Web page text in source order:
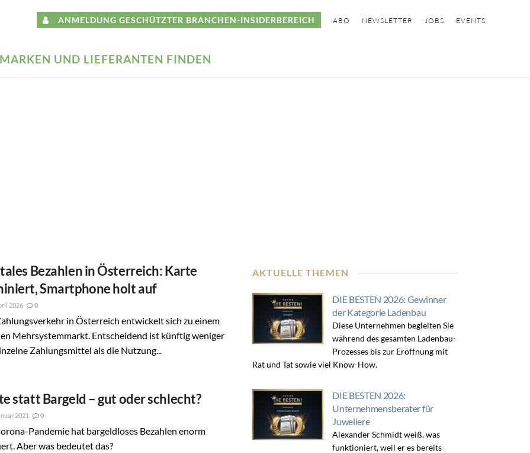
ANMELDUNG GESCHÜTZTER BRANCHEN-INSIDERBEREICH ABO NEWSLETTER JOBS EVENTS
MARKEN UND LIEFERANTEN FINDEN
Bezahlen in Österreich: Karte
Smartphone holt auf
2026 0
in Österreich entwickelt sich zu einem
Mehrsystemmarkt. Entscheidend ist künftig weniger
Zahlungsmittel als die Nutzung...
statt Bargeld – gut oder schlecht?
2021 0
Pandemie hat bargeldloses Bezahlen enorm
Aber was bedeutet das?
AKTUELLE THEMEN
DIE BESTEN 2026: Gewinner
der Kategorie Ladenbau
Diese Unternehmen begleiten Sie
während des gesamten Ladenbau-
Prozesses bis zur Eröffnung mit
Rat und Tat sowie viel Know-How.
DIE BESTEN 2026:
Unternehmensberater für
Juweliere
Alexander Schmidt weiß, was
funktioniert, weil er es bereits